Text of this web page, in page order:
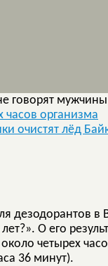
говорят мужчины
часов организма
очистят лёд
дезодорантов
О его
четырех
36 минут).